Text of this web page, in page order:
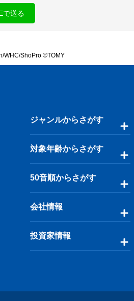
で送る
WHC/ShoPro ©TOMY
ジャンルからさがす
対象年齢からさがす
50音順からさがす
会社情報
投資家情報